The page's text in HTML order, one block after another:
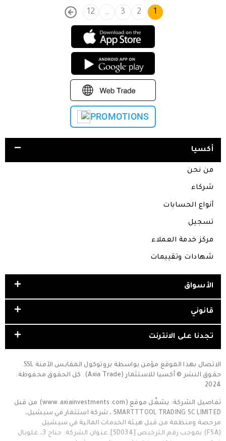
1
2
3
…
12
PROMOTIONS
أكسيا
من نحن
شركاء
أنواع الحسابات
تسجيل
مركز خدمة العملاء
شهادات وتقييمات
الأسواق
قانوني
تجدنا على الانترنت
الاتصال بهذا الموقع مؤمن بواسطة بروتوكول المقابس الآمنة SSL.
حقوق النشر © أكسيا للاستثمار (Axia Trade). كل الحقوق محفوظة.
2024
تفاصيل الشركة: يشغّل موقع (www.axiainvestments.com) من قبل
SMARTTTOOL TRADING SC LIMITED ، شركة استثمار في سيشيل،
مرخصة ومنظمة من قبل هيئة الخدمات المالية في سيشيل
(FSA) بموجب رقم الترخيص [SD034].عنوان الشركة: جناح 3، غلوبال